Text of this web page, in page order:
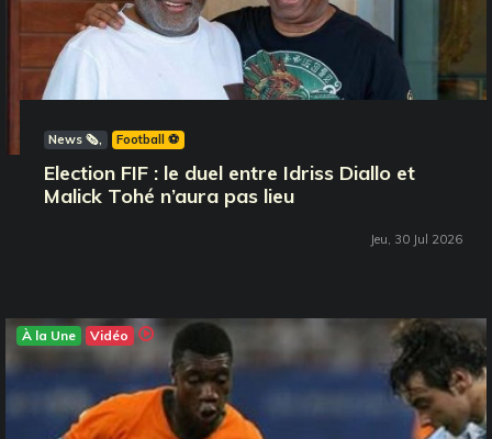
News 🗞️ Football ⚽️
Election FIF : le duel entre Idriss Diallo et
Malick Tohé n’aura pas lieu
Jeu, 30 Jul 2026
À la Une Vidéo